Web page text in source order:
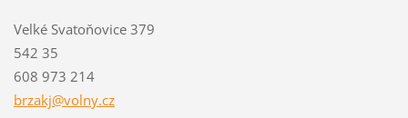
Velké Svatoňovice 379
542 35
608 973 214
brzakj@volny.cz